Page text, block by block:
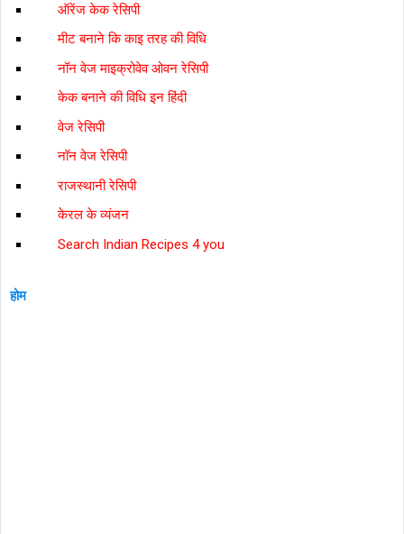
ऑरेंज केक रेसिपी
मीट बनाने कि काइ तरह की विधि
नॉन वेज माइक्रोवेव ओवन रेसिपी
केक बनाने की विधि इन हिंदी
वेज रेसिपी
नॉन वेज रेसिपी
राजस्‍थानी रेसिपी
केरल के व्यंजन
Search Indian Recipes 4 you
होम